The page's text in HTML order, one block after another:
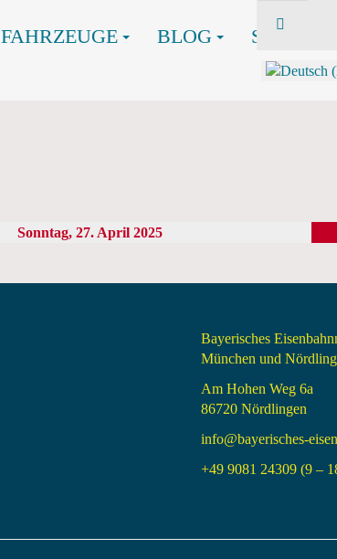
FAHRZEUGE BLOG SHOP
Sonntag, 27. April 2025
Bayerisches
München und
Am Hohen Weg 6a
86720 Nördlingen
info@bayerisches-
+49 9081 24309 (9 –